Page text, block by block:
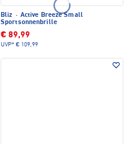
Bliz · Active Breeze Small
Sportsonnenbrille
€ 89,99
UVP* € 109,99